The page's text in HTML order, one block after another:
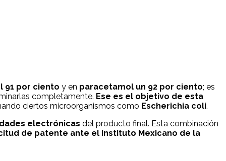
91 por ciento y en paracetamol un 92 por ciento; es
completamente. Ese es el objetivo de esta
ciertos microorganismos como Escherichia coli.
electrónicas del producto final. Esta combinación
de patente ante el Instituto Mexicano de la